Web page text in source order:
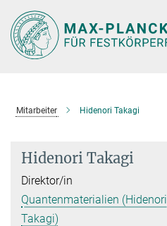
Hauptinhalt
Mitarbeiter Hidenori Takagi
Hidenori Takagi
Direktor/in
Quantenmaterialien (Hidenori
Takagi)